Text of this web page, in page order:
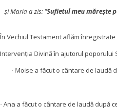
şi Maria a zis: "Sufletul meu măreşte
În Vechiul Testament aflăm
Intervenția Divină în ajutorul poporului
· Moise a făcut o cântare de laudă
· Ana a făcut o cântare de laudă după